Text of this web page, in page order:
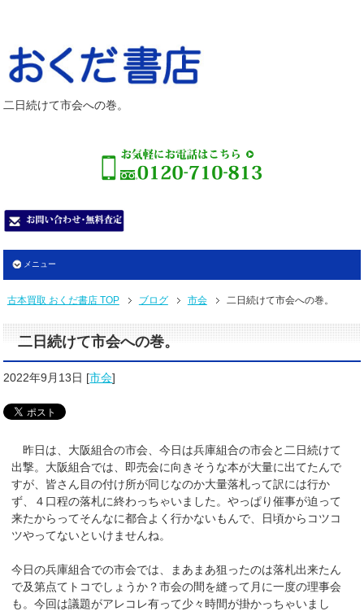
二日続けて市会への巻。
メニュー
古本買取 おくだ書店 TOP ブログ 市会 二日続けて市会への巻。
二日続けて市会への巻。
2022年9月13日 [市会]
昨日は、大阪組合の市会、今日は兵庫組合の市会と二日続けて
出撃。大阪組合では、即売会に向きそうな本が大量に出てたんで
すが、皆さん目の付け所が同じなのか大量落札って訳には行か
ず、４口程の落札に終わっちゃいました。やっぱり催事が迫って
来たからってそんなに都合よく行かないもんで、日頃からコツコ
ツやってないといけませんね。
今日の兵庫組合での市会では、まあまあ狙ったのは落札出来たん
で及第点てトコでしょうか？市会の間を縫って月に一度の理事会
も。今回は議題がアレコレ有って少々時間が掛かっちゃいまし